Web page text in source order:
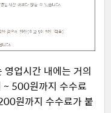
업시간 내에는 거의
~ 500원까지 수수료
원까지 수수료가 붙